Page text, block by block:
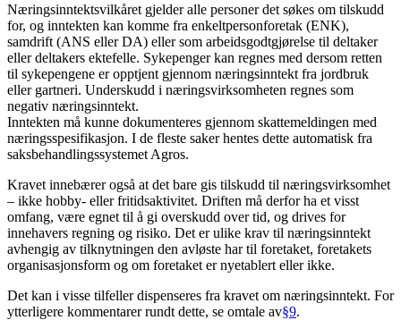
Næringsinntektsvilkåret gjelder alle personer det søkes om tilskudd
for, og inntekten kan komme fra enkeltpersonforetak (ENK),
samdrift (ANS eller DA) eller som arbeidsgodtgjørelse til deltaker
eller deltakers ektefelle. Sykepenger kan regnes med dersom retten
til sykepengene er opptjent gjennom næringsinntekt fra jordbruk
eller gartneri. Underskudd i næringsvirksomheten regnes som
negativ næringsinntekt.
Inntekten må kunne dokumenteres gjennom skattemeldingen med
næringsspesifikasjon. I de fleste saker hentes dette automatisk fra
saksbehandlingssystemet Agros.
Kravet innebærer også at det bare gis tilskudd til næringsvirksomhet
– ikke hobby- eller fritidsaktivitet. Driften må derfor ha et visst
omfang, være egnet til å gi overskudd over tid, og drives for
innehavers regning og risiko. Det er ulike krav til næringsinntekt
avhengig av tilknytningen den avløste har til foretaket, foretakets
organisasjonsform og om foretaket er nyetablert eller ikke.
Det kan i visse tilfeller dispenseres fra kravet om næringsinntekt. For
ytterligere kommentarer rundt dette, se omtale av§9.